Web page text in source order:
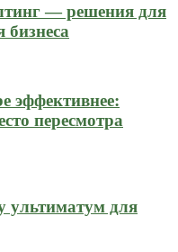
— решения для
бизнеса
эффективнее:
пересмотра
ультиматум для